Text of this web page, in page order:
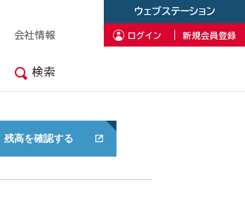
会社情報
検索
ウェブステーション
ログイン 新規会員登録
残高を確認する